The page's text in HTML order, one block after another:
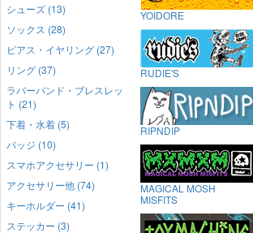
シューズ (13)
ソックス (28)
ピアス・イヤリング (27)
リング (37)
ラバーバンド・ブレスレッ
ト (21)
下着・水着 (5)
バッジ (10)
スマホアクセサリー (1)
アクセサリー他 (74)
キーホルダー (41)
ステッカー (3)
YOIDORE
RUDIE'S
RIPNDIP
MAGICAL MOSH
MISFITS